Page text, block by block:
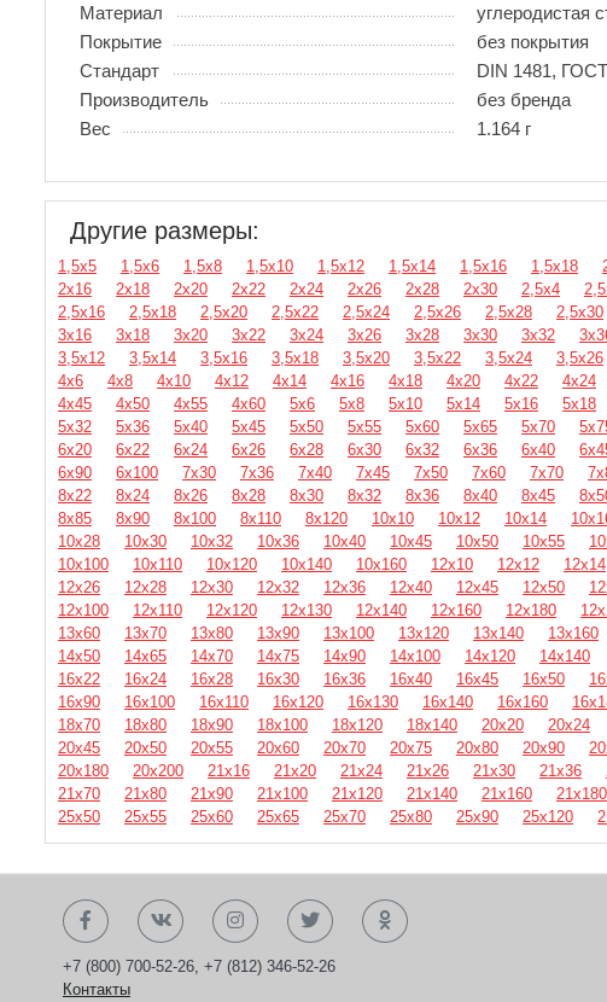
Материал
углеродистая
Покрытие
без покрытия
Стандарт
DIN 1481,
Производитель
без бренда
Вес
1.164 г
Другие размеры:
1,5х5 1,5х6 1,5х8 1,5х10 1,5х12 1,5х14 1,5х16 1,5х18
2х16
2х18 2х20 2х22 2х24 2х26 2х28 2х30 2,5х4
2,5х16
2,5х18 2,5х20 2,5х22 2,5х24 2,5х26 2,5х28 2,5х30
3х16
3х18 3х20 3х22 3х24 3х26 3х28 3х30 3х32
3,5х12
3,5х14 3,5х16 3,5х18 3,5х20 3,5х22 3,5х24 3,5х26
4х6
4х8 4х10 4х12 4х14 4х16 4х18 4х20 4х22 4х24
4х45
4х50 4х55 4х60 5х6 5х8 5х10 5х14 5х16 5х18
5х32
5х36 5х40 5х45 5х50 5х55 5х60 5х65 5х70
6х20
6х22 6х24 6х26 6х28 6х30 6х32 6х36 6х40
6х90
6х100 7х30 7х36 7х40 7х45 7х50 7х60 7х70
8х22
8х24 8х26 8х28 8х30 8х32 8х36 8х40 8х45
8х85
8х90 8х100 8х110 8х120 10х10 10х12 10х14
10х28
10х30 10х32 10х36 10х40 10х45 10х50 10х55
10х100
10х110 10х120 10х140 10х160 12х10 12х12 12х14
12х26
12х28 12х30 12х32 12х36 12х40 12х45 12х50
12х100
12х110 12х120 12х130 12х140 12х160 12х180
13х60
13х70 13х80 13х90 13х100 13х120 13х140 13х160
14х50
14х65 14х70 14х75 14х90 14х100 14х120 14х140
16х22
16х24 16х28 16х30 16х36 16х40 16х45 16х50
16х90
16х100 16х110 16х120 16х130 16х140 16х160
18х70
18х80 18х90 18х100 18х120 18х140 20х20 20х24
20х45
20х50 20х55 20х60 20х70 20х75 20х80 20х90
20х180
20х200 21х16 21х20 21х24 21х26 21х30 21х36
21х70
21х80 21х90 21х100 21х120 21х140 21х160 21х180
25х50
25х55 25х60 25х65 25х70 25х80 25х90 25х120
+7 (800) 700-52-26, +7 (812) 346-52-26
Контакты